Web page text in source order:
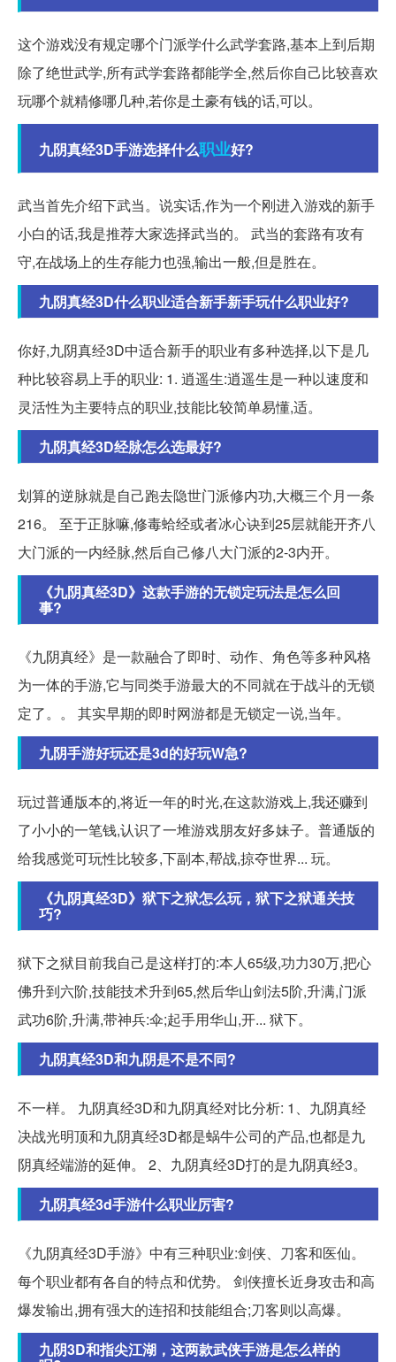
这个游戏没有规定哪个门派学什么武学套路,基本上到后期
除了绝世武学,所有武学套路都能学全,然后你自己比较喜欢
玩哪个就精修哪几种,若你是土豪有钱的话,可以。
九阴真经3D手游选择什么职业好?
武当首先介绍下武当。说实话,作为一个刚进入游戏的新手
小白的话,我是推荐大家选择武当的。 武当的套路有攻有
守,在战场上的生存能力也强,输出一般,但是胜在。
九阴真经3D什么职业适合新手新手玩什么职业好?
你好,九阴真经3D中适合新手的职业有多种选择,以下是几
种比较容易上手的职业: 1. 逍遥生:逍遥生是一种以速度和
灵活性为主要特点的职业,技能比较简单易懂,适。
九阴真经3D经脉怎么选最好?
划算的逆脉就是自己跑去隐世门派修内功,大概三个月一条
216。 至于正脉嘛,修毒蛤经或者冰心诀到25层就能开齐八
大门派的一内经脉,然后自己修八大门派的2-3内开。
《九阴真经3D》这款手游的无锁定玩法是怎么回
事?
《九阴真经》是一款融合了即时、动作、角色等多种风格
为一体的手游,它与同类手游最大的不同就在于战斗的无锁
定了。。 其实早期的即时网游都是无锁定一说,当年。
九阴手游好玩还是3d的好玩W急?
玩过普通版本的,将近一年的时光,在这款游戏上,我还赚到
了小小的一笔钱,认识了一堆游戏朋友好多妹子。普通版的
给我感觉可玩性比较多,下副本,帮战,掠夺世界... 玩。
《九阴真经3D》狱下之狱怎么玩，狱下之狱通关技
巧?
狱下之狱目前我自己是这样打的:本人65级,功力30万,把心
佛升到六阶,技能技术升到65,然后华山剑法5阶,升满,门派
武功6阶,升满,带神兵:伞;起手用华山,开... 狱下。
九阴真经3D和九阴是不是不同?
不一样。 九阴真经3D和九阴真经对比分析: 1、九阴真经
决战光明顶和九阴真经3D都是蜗牛公司的产品,也都是九
阴真经端游的延伸。 2、九阴真经3D打的是九阴真经3。
九阴真经3d手游什么职业厉害?
《九阴真经3D手游》中有三种职业:剑侠、刀客和医仙。
每个职业都有各自的特点和优势。 剑侠擅长近身攻击和高
爆发输出,拥有强大的连招和技能组合;刀客则以高爆。
九阴3D和指尖江湖，这两款武侠手游是怎么样的